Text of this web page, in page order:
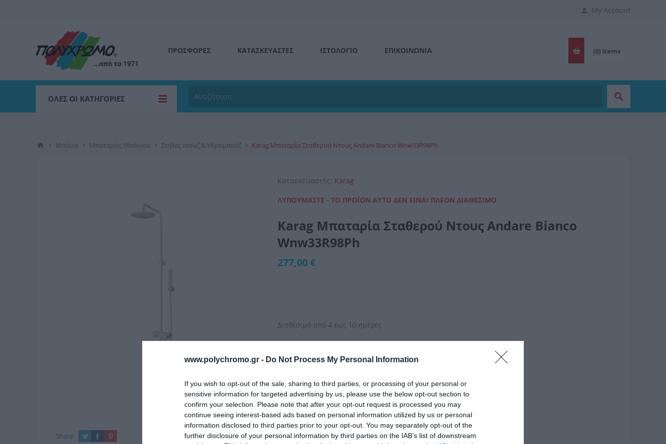
www.polychromo.gr - Do Not Process My Personal Information
If you wish to opt-out of the sale, sharing to third parties, or processing of your personal or
sensitive information for targeted advertising by us, please use the below opt-out section to
confirm your selection. Please note that after your opt-out request is processed you may
continue seeing interest-based ads based on personal information utilized by us or personal
information disclosed to third parties prior to your opt-out. You may separately opt-out of the
further disclosure of your personal information by third parties on the IAB’s list of downstream
My Account
ΠΡΟΣΦΟΡΕΣ ΚΑΤΑΣΚΕΥΑΣΤΕΣ ΙΣΤΟΛΌΓΙΟ ΕΠΙΚΟΙΝΩΝΊΑ (0) items
ΌΛΕΣ ΟΙ ΚΑΤΗΓΟΡΊΕΣ
Μπάνιο Μπαταρίες Μπάνιου Στήλες ντουζ & Υδρομασάζ Karag Μπαταρία Σταθερού Ντους Andare Bianco Wnw33R98Ph
Κατασκευαστής: Karag
ΛΥΠΟΎΜΑΣΤΕ - ΤΟ ΠΡΟΪΌΝ ΑΥΤΌ ΔΕΝ ΕΊΝΑΙ ΠΛΈΟΝ ΔΙΑΘΈΣΙΜΟ
Karag Μπαταρία Σταθερού Ντους Andare Bianco
Wnw33R98Ph
277,00 €
Διαθέσιμο από 4 έως 10 ημέρες
Share: